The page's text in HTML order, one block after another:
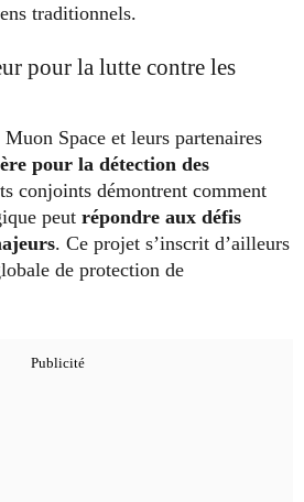
traditionnels.
pour la lutte contre les
Space et leurs partenaires
pour la détection des
conjoints démontrent comment
peut répondre aux défis
. Ce projet s’inscrit d’ailleurs
de protection de